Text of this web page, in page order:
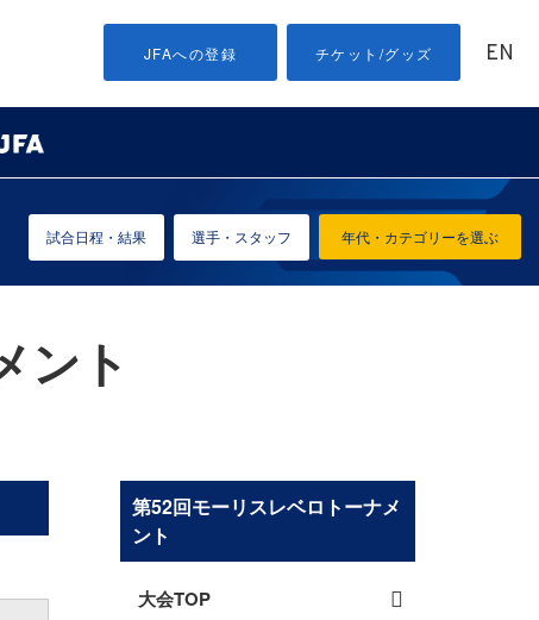
JFAへの登録 チケット/グッズ EN
年代・カテゴリーを選ぶ
試合日程・結果 選手・スタッフ
ント
第52回モーリスレベロトーナメ
ント
大会TOP